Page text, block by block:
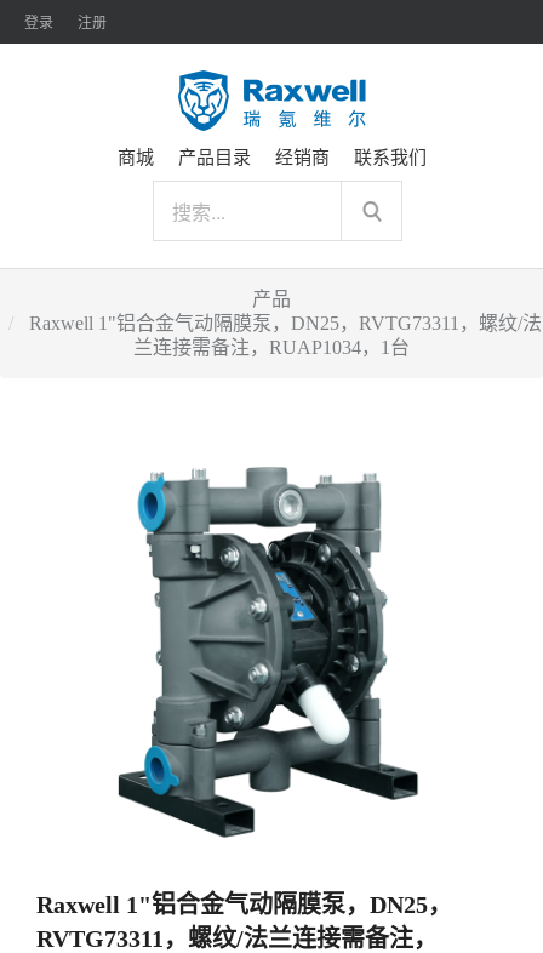
登录 注册
商城 产品目录 经销商 联系我们
产品
Raxwell 1"铝合金气动隔膜泵，DN25，RVTG73311，螺纹/法
兰连接需备注，RUAP1034，1台
Raxwell 1"铝合金气动隔膜泵，DN25，
RVTG73311，螺纹/法兰连接需备注，